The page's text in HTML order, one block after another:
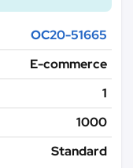
OC20-51665
E-commerce
1
1000
Standard